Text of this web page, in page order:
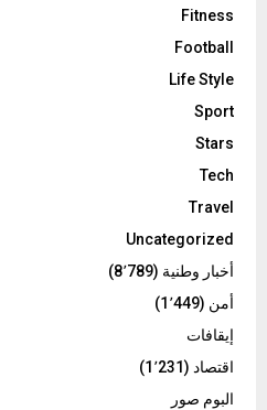
Fitness
Football
Life Style
Sport
Stars
Tech
Travel
Uncategorized
أخبار وطنية (8٬789)
أمن (1٬449)
إيقافات
اقتصاد (1٬231)
البوم صور